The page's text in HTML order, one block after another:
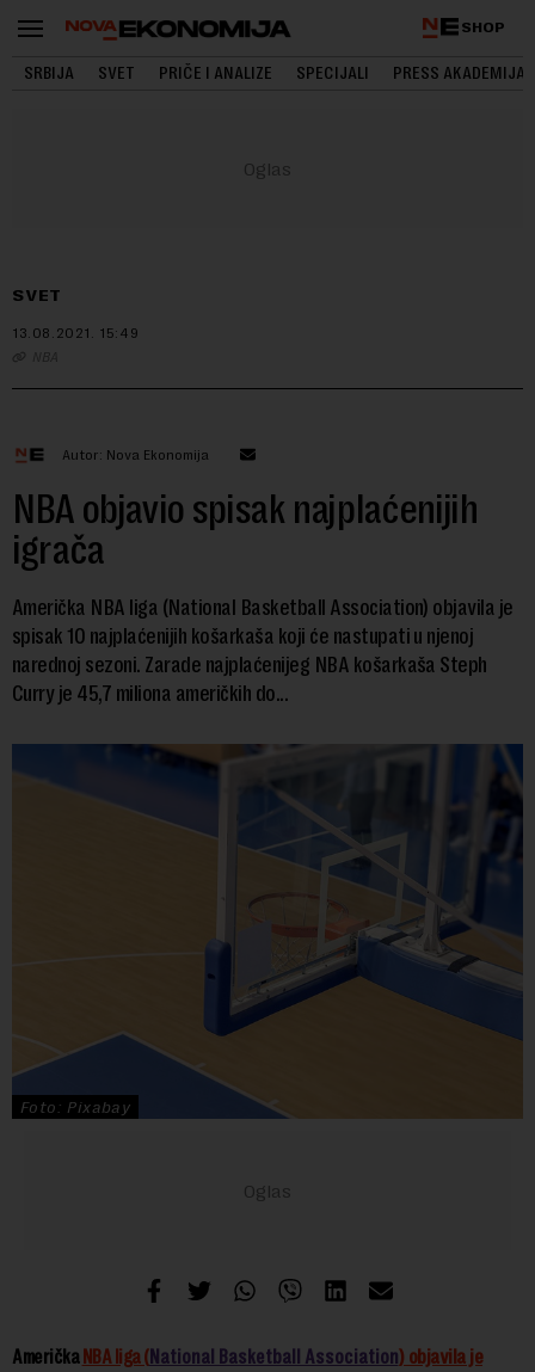
SHOP
SRBIJA SVET PRIČE I ANALIZE SPECIJALI PRESS AKADEMIJA
SVET
13.08.2021. 15:49
NBA
Autor: Nova Ekonomija
NBA objavio spisak najplaćenijih
igrača
Američka NBA liga (National Basketball Association) objavila je
spisak 10 najplaćenijih košarkaša koji će nastupati u njenoj
narednoj sezoni. Zarade najplaćenijeg NBA košarkaša Steph
Curry je 45,7 miliona američkih do...
Foto: Pixabay
Američka NBA liga (National Basketball Association) objavila je